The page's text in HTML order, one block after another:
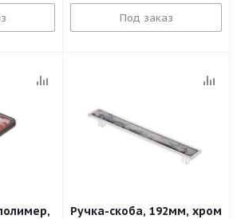
Под заказ
Ручка-скоба, 192мм, хром